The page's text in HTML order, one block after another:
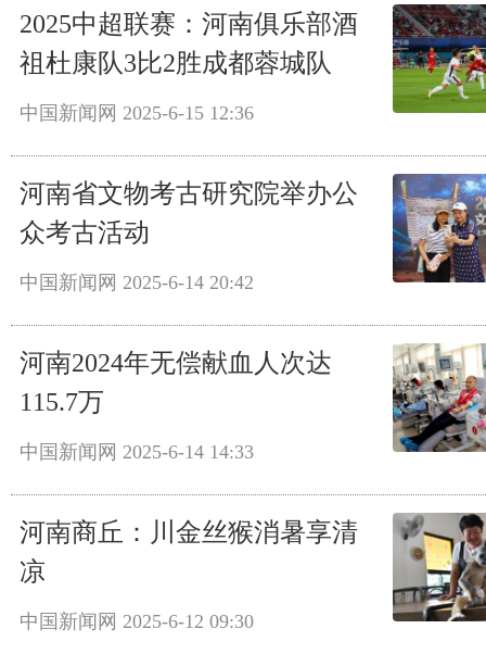
2025中超联赛：河南俱乐部酒
祖杜康队3比2胜成都蓉城队
中国新闻网 2025-6-15 12:36
河南省文物考古研究院举办公
众考古活动
中国新闻网 2025-6-14 20:42
河南2024年无偿献血人次达
115.7万
中国新闻网 2025-6-14 14:33
河南商丘：川金丝猴消暑享清
凉
中国新闻网 2025-6-12 09:30